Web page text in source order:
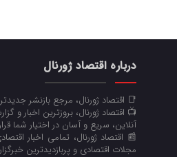
درباره اقتصاد ژورنال
📑 اقتصاد ژورنال، مرجع بازنشر
📺 اقتصاد ژورنال، بروزترین اخبار
آنلاین، سریع و آسان در اختیار شما
📰 اقتصاد ژورنال، تمامی اخبار
مجلات اقتصادی و پربازدیدترین